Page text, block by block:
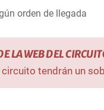
orden de llegada
LA WEB DEL
tendrán un